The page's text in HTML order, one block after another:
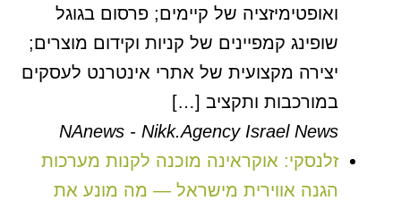
ואופטימיזציה של קיימים; פרסום בגוגל
שופינג קמפיינים של קניות וקידום מוצרים;
יצירה מקצועית של אתרי אינטרנט לעסקים
במורכבות ותקציב […]
NAnews - Nikk.Agency Israel News
זלנסקי: אוקראינה מוכנה לקנות מערכות
הגנה אווירית מישראל — מה מונע את